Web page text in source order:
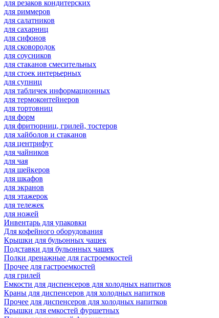
для резаков кондитерских
для риммеров
для салатников
для сахарниц
для сифонов
для сковородок
для соусников
для стаканов смесительных
для стоек интерьерных
для супниц
для табличек информационных
для термоконтейнеров
для тортовниц
для форм
для фритюрниц, грилей, тостеров
для хайболов и стаканов
для центрифуг
для чайников
для чая
для шейкеров
для шкафов
для экранов
для этажерок
для тележек
для ножей
Инвентарь для упаковки
Для кофейного оборудования
Крышки для бульонных чашек
Подставки для бульонных чашек
Полки дренажные для гастроемкостей
Прочее для гастроемкостей
для грилей
Емкости для диспенсеров для холодных напитков
Краны для диспенсеров для холодных напитков
Прочее для диспенсеров для холодных напитков
Крышки для емкостей фуршетных